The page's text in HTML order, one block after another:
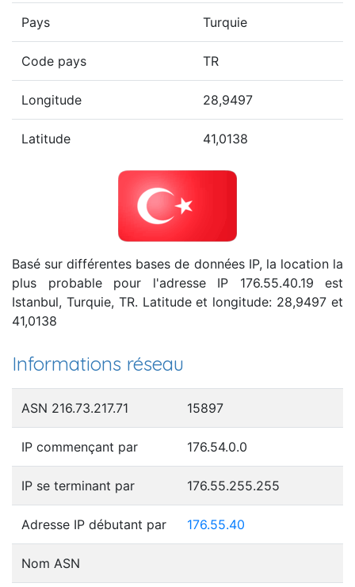
Pays Turquie
Code pays TR
Longitude 28,9497
Latitude 41,0138
Basé sur différentes bases de données IP, la location la
plus probable pour l'adresse IP 176.55.40.19 est
Istanbul, Turquie, TR. Latitude et longitude: 28,9497 et
41,0138
Informations réseau
ASN 216.73.217.71 15897
IP commençant par 176.54.0.0
IP se terminant par 176.55.255.255
Adresse IP débutant par 176.55.40
Nom ASN